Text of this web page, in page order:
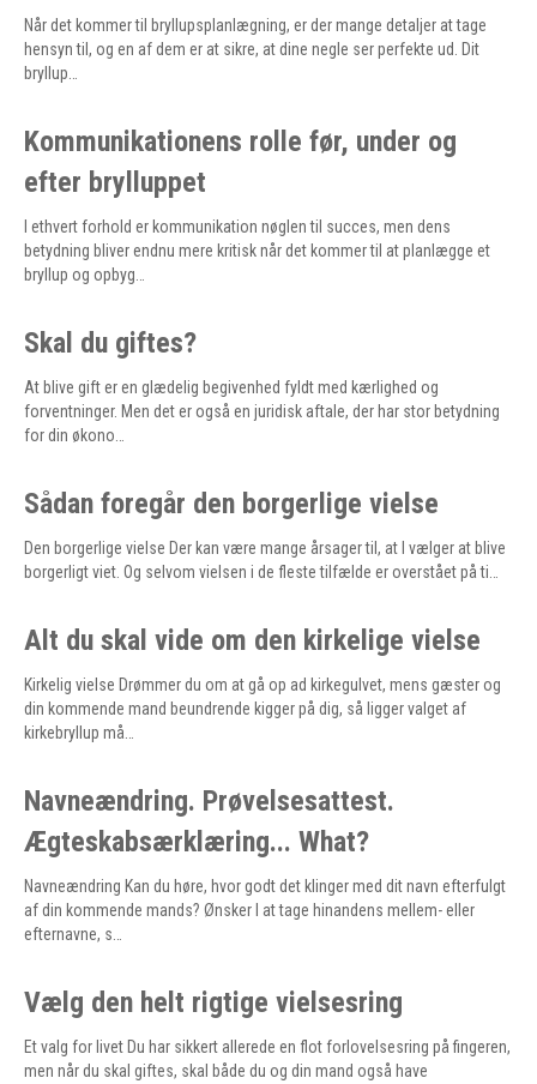
Når det kommer til bryllupsplanlægning, er der mange detaljer at tage
hensyn til, og en af dem er at sikre, at dine negle ser perfekte ud. Dit
bryllup…
Kommunikationens rolle før, under og
efter brylluppet
I ethvert forhold er kommunikation nøglen til succes, men dens
betydning bliver endnu mere kritisk når det kommer til at planlægge et
bryllup og opbyg…
Skal du giftes?
At blive gift er en glædelig begivenhed fyldt med kærlighed og
forventninger. Men det er også en juridisk aftale, der har stor betydning
for din økono…
Sådan foregår den borgerlige vielse
Den borgerlige vielse Der kan være mange årsager til, at I vælger at blive
borgerligt viet. Og selvom vielsen i de fleste tilfælde er overstået på ti…
Alt du skal vide om den kirkelige vielse
Kirkelig vielse Drømmer du om at gå op ad kirkegulvet, mens gæster og
din kommende mand beundrende kigger på dig, så ligger valget af
kirkebryllup må…
Navneændring. Prøvelsesattest.
Ægteskabsærklæring... What?
Navneændring Kan du høre, hvor godt det klinger med dit navn efterfulgt
af din kommende mands? Ønsker I at tage hinandens mellem- eller
efternavne, s…
Vælg den helt rigtige vielsesring
Et valg for livet Du har sikkert allerede en flot forlovelsesring på fingeren,
men når du skal giftes, skal både du og din mand også have